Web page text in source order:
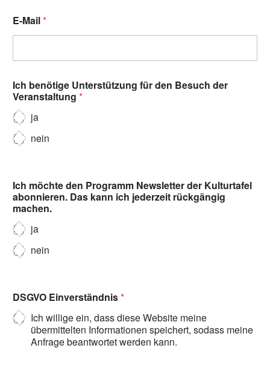
E-Mail*
Ich benötige Unterstützung für den Besuch der
Veranstaltung *
ja
nein
Ich möchte den Programm Newsletter der Kulturtafel
abonnieren. Das kann ich jederzeit rückgängig
machen.
ja
nein
DSGVO Einverständnis*
Ich willige ein, dass diese Website meine
übermittelten Informationen speichert, sodass meine
Anfrage beantwortet werden kann.